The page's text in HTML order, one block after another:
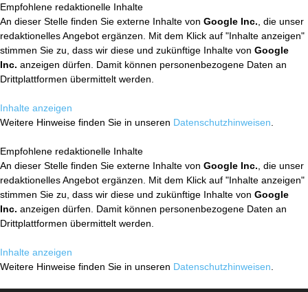
Empfohlene redaktionelle Inhalte
An dieser Stelle finden Sie externe Inhalte von Google Inc. , die unser
redaktionelles Angebot ergänzen. Mit dem Klick auf "Inhalte anzeigen"
stimmen Sie zu, dass wir diese und zukünftige Inhalte von Google
Inc. anzeigen dürfen. Damit können personenbezogene Daten an
Drittplattformen übermittelt werden.
Inhalte anzeigen
Weitere Hinweise finden Sie in unseren Datenschutzhinweisen
Empfohlene redaktionelle Inhalte
An dieser Stelle finden Sie externe Inhalte von Google Inc. , die unser
redaktionelles Angebot ergänzen. Mit dem Klick auf "Inhalte anzeigen"
stimmen Sie zu, dass wir diese und zukünftige Inhalte von Google
Inc. anzeigen dürfen. Damit können personenbezogene Daten an
Drittplattformen übermittelt werden.
Inhalte anzeigen
Weitere Hinweise finden Sie in unseren Datenschutzhinweisen